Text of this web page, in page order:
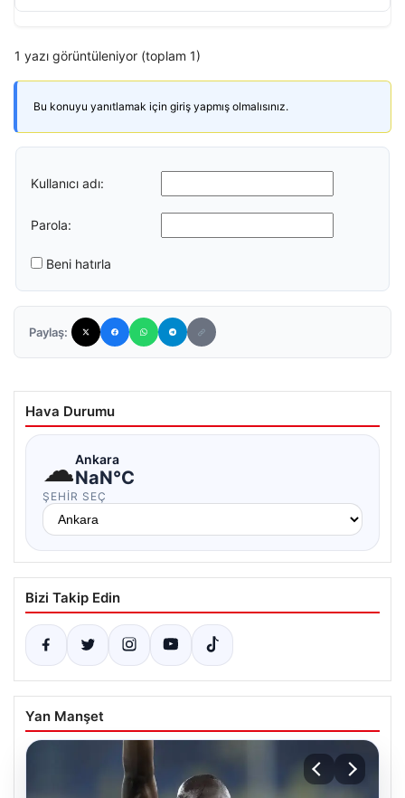
1 yazı görüntüleniyor (toplam 1)
Bu konuyu yanıtlamak için giriş yapmış olmalısınız.
Kullanıcı adı:
Parola:
Beni hatırla
Paylaş:
Hava Durumu
☁Ankara
NaN°C
ŞEHIR SEÇ
Bizi Takip Edin
Yan Manşet